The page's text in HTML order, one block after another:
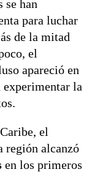
se han
para luchar
de la mitad
el
apareció en
experimentar la
el
región alcanzó
en los primeros